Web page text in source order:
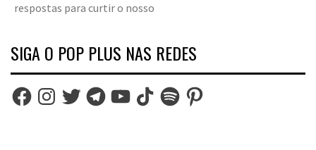
respostas para curtir o nosso
SIGA O POP PLUS NAS REDES
FacebookInstagram
TwitterTelegramYouTubeTikTokSpotifyPinterest